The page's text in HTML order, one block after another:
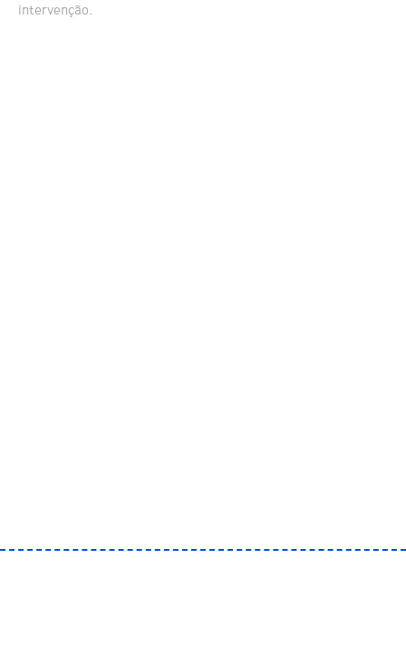
intervenção.